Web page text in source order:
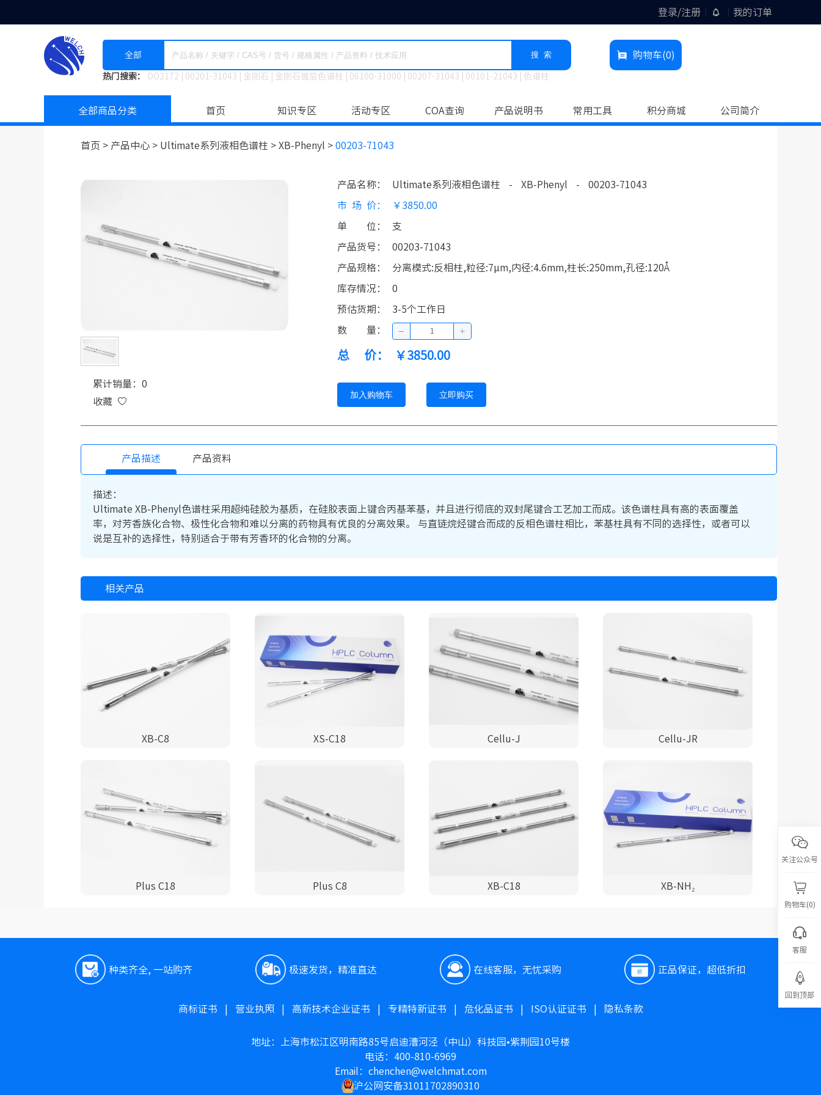
登录/注册 我的订单
全部 搜 索
热门搜索： DO2172 00201-31043 金刚石 金刚石镀层色谱柱 06100-31000 00207-31043 00101-21043 色谱柱
购物车(0)
全部商品分类 首页 知识专区 活动专区 COA查询 产品说明书 常用工具 积分商城 公司简介
首页 > 产品中心 > Ultimate系列液相色谱柱 > XB-Phenyl > 00203-71043
累计销量：0
收藏
产品名称： Ultimate系列液相色谱柱 - XB-Phenyl - 00203-71043
市场价： ￥3850.00
单位 ： 支
产品货号 ： 00203-71043
产品规格： 分离模式:反相柱,粒径:7μm,内径:4.6mm,柱长:250mm,孔径:120Å
库存情况 ： 0
预估货期 ： 3-5个工作日
数量 ：
总价： ￥3850.00
加入购物车 立即购买
产品描述 产品资料
描述：
Ultimate XB-Phenyl色谱柱采用超纯硅胶为基质，在硅胶表面上键合丙基苯基，并且进行彻底的双封尾键合工艺加工而成。该色谱柱具有高的表面覆盖
率，对芳香族化合物、极性化合物和难以分离的药物具有优良的分离效果。 与直链烷烃键合而成的反相色谱柱相比，苯基柱具有不同的选择性，或者可以
说是互补的选择性，特别适合于带有芳香环的化合物的分离。
相关产品
XB-C8 XS-C18 Cellu-J Cellu-JR
Plus C18 Plus C8 XB-C18 XB-NH₂
种类齐全, 一站购齐 极速发货，精准直达 在线客服，无忧采购 正品保证，超低折扣
商标证书 营业执照| 高新技术企业证书 专精特新证书 危化品证书 ISO认证证书 隐私条款
地址：上海市松江区明南路85号启迪漕河泾（中山）科技园•紫荆园10号楼
电话：400-810-6969
Email：chenchen@welchmat.com
沪公网安备31011702890310
关注公众号
购物车(0)
客服
回到顶部